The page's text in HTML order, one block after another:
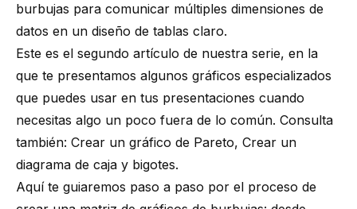
burbujas para comunicar múltiples dimensiones de
datos en un diseño de tablas claro.
Este es el segundo artículo de nuestra serie, en la
que te presentamos algunos gráficos especializados
que puedes usar en tus presentaciones cuando
necesitas algo un poco fuera de lo común. Consulta
también: Crear un gráfico de Pareto, Crear un
diagrama de caja y bigotes.
Aquí te guiaremos paso a paso por el proceso de